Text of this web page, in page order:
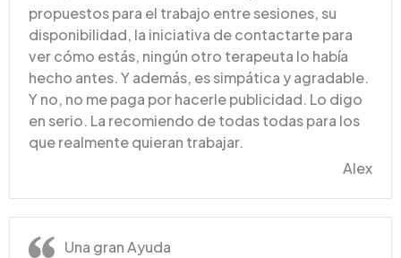
propuestos para el trabajo entre sesiones, su
disponibilidad, la iniciativa de contactarte para
ver cómo estás, ningún otro terapeuta lo había
hecho antes. Y además, es simpática y agradable.
Y no, no me paga por hacerle publicidad. Lo digo
en serio. La recomiendo de todas todas para los
que realmente quieran trabajar.
Alex
Una gran Ayuda